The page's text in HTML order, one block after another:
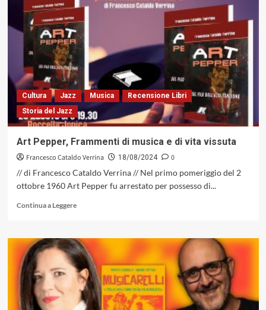
Goebbels
Jazz
Band
di
Demian
Lienhard:
dallo
swing
di
propaganda
alla
sull’arte
Cultura Jazz Musica
Recensione Libri
Storia del Jazz
Art Pepper, Frammenti di musica e di vita vissuta
Francesco Cataldo Verrina 18/08/2024
0
// di Francesco Cataldo Verrina // Nel primo pomeriggio del 2
ottobre 1960 Art Pepper fu arrestato per possesso di...
Continua a LeggereLeggi
su
Art
Pepper,
Frammenti
di
musica
e